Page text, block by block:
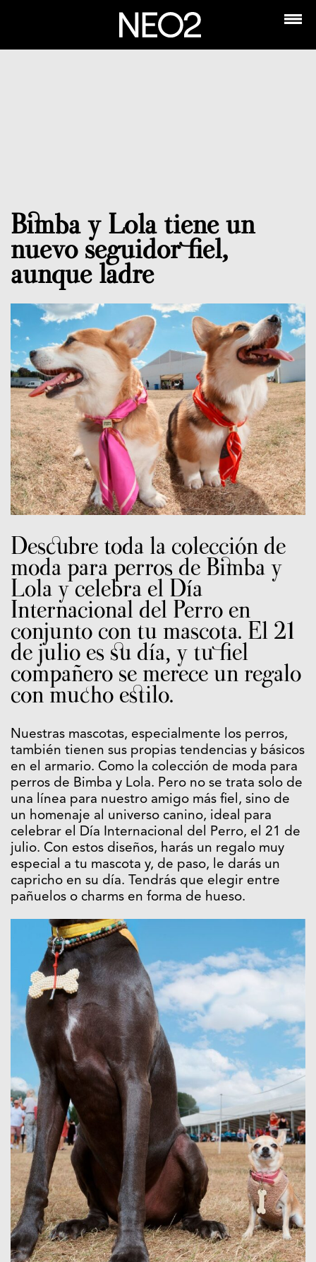
Bimba y Lola tiene un
nuevo seguidor fiel,
aunque ladre
Descubre toda la colección de
moda para perros de Bimba y
Lola y celebra el Día
Internacional del Perro en
conjunto con tu mascota. El 21
de julio es su día, y tu fiel
compañero se merece un regalo
con mucho estilo.
Nuestras mascotas, especialmente los perros,
también tienen sus propias tendencias y básicos
en el armario. Como la colección de moda para
perros de Bimba y Lola. Pero no se trata solo de
una línea para nuestro amigo más fiel, sino de
un homenaje al universo canino, ideal para
celebrar el Día Internacional del Perro, el 21 de
julio. Con estos diseños, harás un regalo muy
especial a tu mascota y, de paso, le darás un
capricho en su día. Tendrás que elegir entre
pañuelos o charms en forma de hueso.